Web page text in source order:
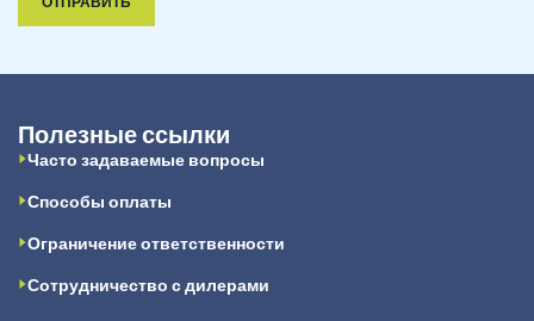
Полезные ссылки
Часто задаваемые вопросы
Способы оплаты
Ограничение ответственности
Сотрудничество с дилерами